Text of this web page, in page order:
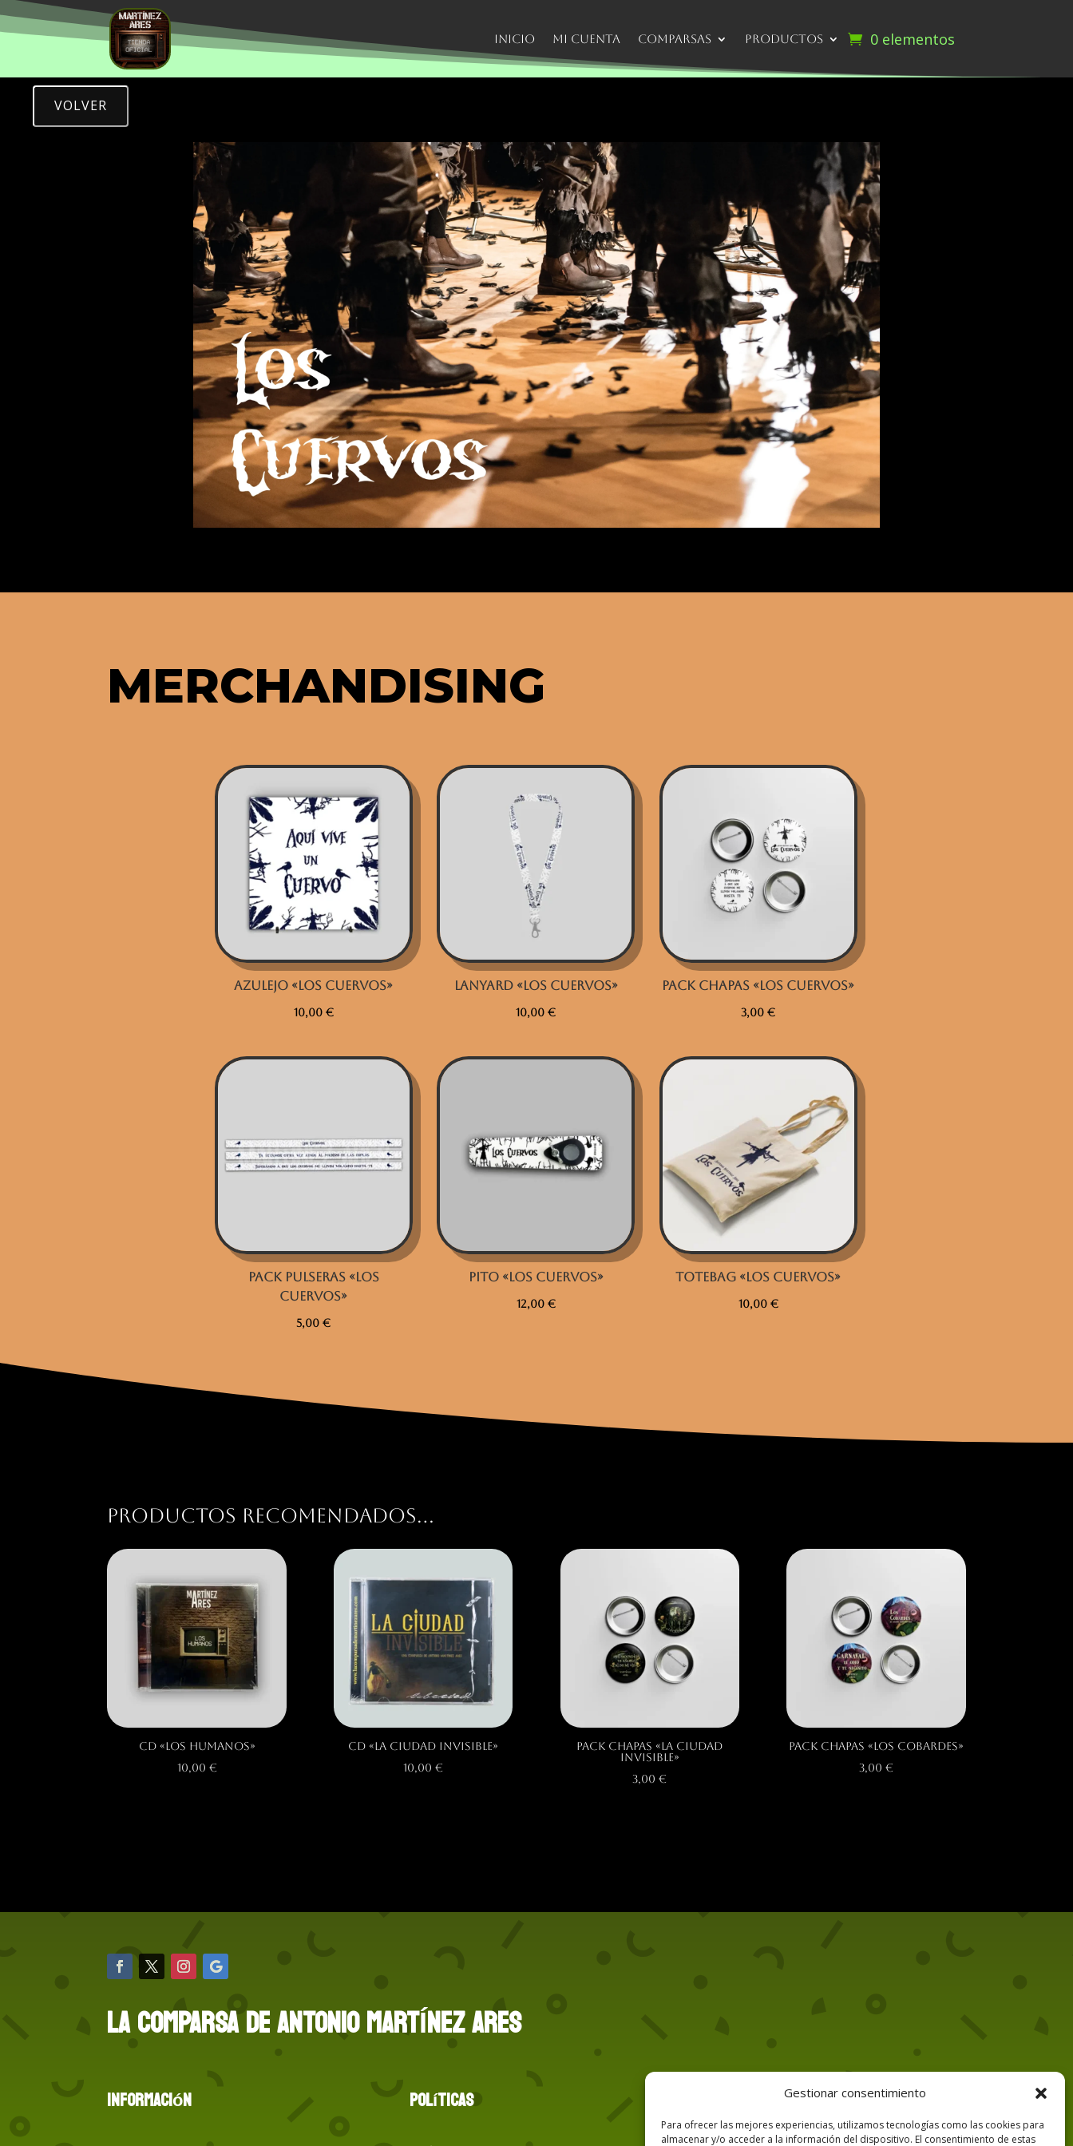
Gestionar consentimiento
Para ofrecer las mejores experiencias, utilizamos tecnologías como las cookies para
almacenar y/o acceder a la información del dispositivo. El consentimiento de estas
Inicio Mi cuenta Comparsas Productos 0 elementos
VOLVER
MERCHANDISING
Azulejo «Los Cuervos»
10,00 €
Lanyard «Los Cuervos»
10,00€
Pack Chapas «Los Cuervos»
3,00€
Pack Pulseras «Los
Cuervos»
5,00€
Pito «Los Cuervos»
12,00 €
Totebag «Los Cuervos»
10,00 €
Productos recomendados…
CD «Los Humanos»
10,00 €
CD «La Ciudad Invisible»
10,00€
Pack Chapas «La Ciudad
Invisible»
3,00€
Pack Chapas «Los Cobardes»
3,00 €
LA COMPARSA DE ANTONIO MARTÍNEZ ARES
Información Políticas